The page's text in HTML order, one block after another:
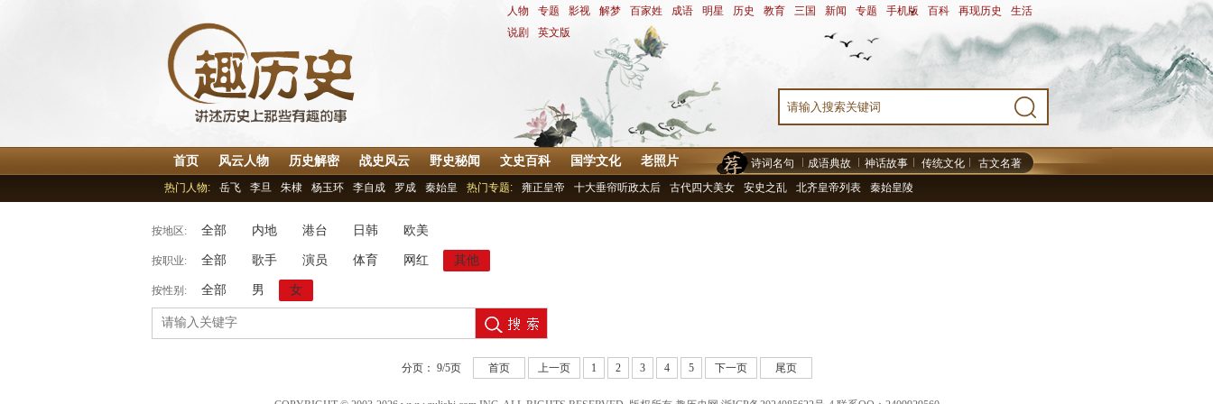
人物 专题 影视 解梦 百家姓 成语 明星 历史 教育 三国 新闻 专题 手机版 百科 再现历史 生活
说剧
英文版
首页 风云人物 历史解密 战史风云 野史秘闻 文史百科 国学文化 老照片 诗词名句 成语典故 神话故事 传统文化
古文名著
热门人物:
岳飞 李旦 朱棣 杨玉环 李自成 罗成 秦始皇 热门专题: 雍正皇帝 十大垂帘听政太后 古代四大美女 安史之乱 北齐皇帝列表 秦始皇陵
按地区: 全部 内地 港台 日韩 欧美
按职业: 全部 歌手 演员 体育 网红 其他
按性别: 全部 男 女
分页： 9/5页 首页 上一页 1 2 3 4 5 下一页 尾页